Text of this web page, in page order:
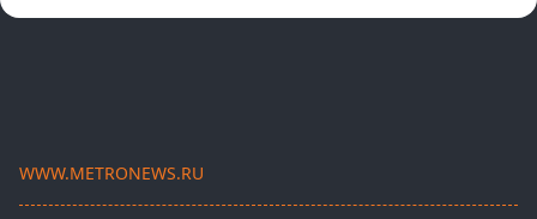
WWW.METRONEWS.RU